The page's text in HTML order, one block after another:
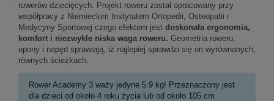
rowerów dziecięcych. Projekt roweru został opracowany przy
współpracy z Niemieckim Instytutem Ortopedii, Osteopatii i
Medycyny Sportowej czego efektem jest doskonała ergonomia,
komfort i niezwykle niska waga roweru. Geometria roweru,
opony i napęd sprawiają, iż najlepiej sprawdzi się on wyrównanych,
równych ścieżkach.
Rower Academy 3 waży jedyne 5.9 kg! Przeznaczony jest
dla dzieci od około 4 roku życia lub od około 105 cm